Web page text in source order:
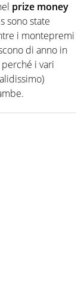
prize money
sono state
i montepremi
di anno in
i vari